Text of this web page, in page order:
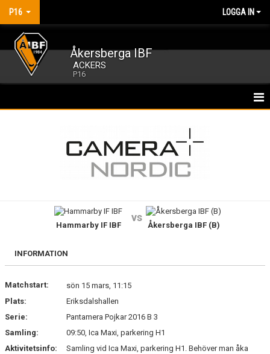
P16 LOGGA IN
Åkersberga IBF
ACKERS
P16
BILDGALLERI
KONTAKT
Hammarby IF IBF
vs
Åkersberga IBF (B)
INFORMATION
Matchstart:
sön 15 mars, 11:15
Plats:
Eriksdalshallen
Serie:
Pantamera Pojkar 2016 B 3
Samling:
09:50, Ica Maxi, parkering H1
Aktivitetsinfo:
Samling vid Ica Maxi, parkering H1. Behöver man åka